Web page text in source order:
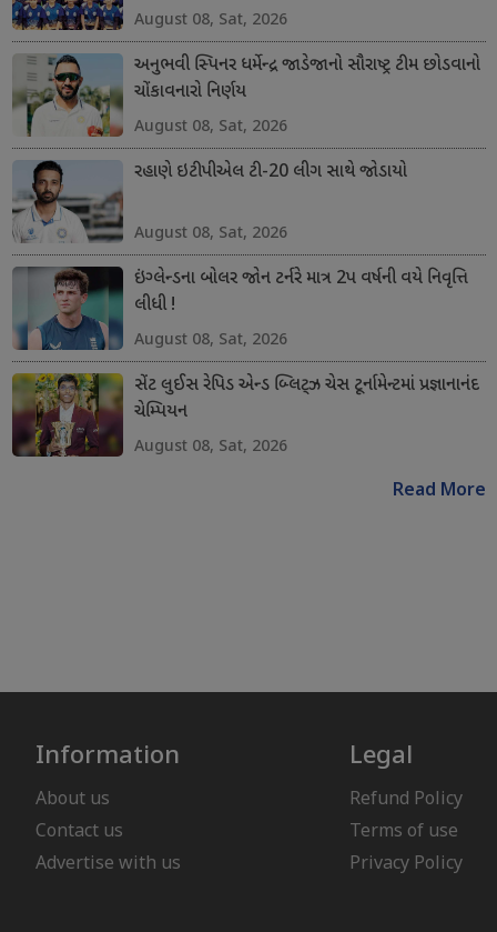
August 08, Sat, 2026
અનુભવી સ્પિનર ધર્મેન્દ્ર જાડેજાનો સૌરાષ્ટ્ર ટીમ છોડવાનો
ચોંકાવનારો નિર્ણય
August 08, Sat, 2026
રહાણે ઇટીપીએલ ટી-20 લીગ સાથે જોડાયો
August 08, Sat, 2026
ઇંગ્લેન્ડના બોલર જોન ટર્નરે માત્ર 2પ વર્ષની વયે નિવૃત્તિ
લીધી !
August 08, Sat, 2026
સેંટ લુઈસ રેપિડ એન્ડ બ્લિટ્ઝ ચેસ ટૂર્નામેન્ટમાં પ્રજ્ઞાનાનંદ
ચેમ્પિયન
August 08, Sat, 2026
Read More
Information
About us
Contact us
Advertise with us
Legal
Refund Policy
Terms of use
Privacy Policy